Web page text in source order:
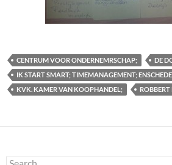
CENTRUM VOOR ONDERNEMRSCHAP; DE
IK START SMART; TIMEMANAGEMENT; ENSCHEDE
KVK. KAMER VAN KOOPHANDEL;
Search